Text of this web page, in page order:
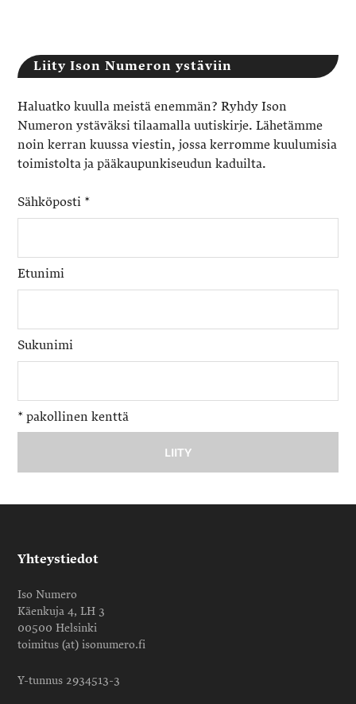
Liity Ison Numeron ystäviin
Haluatko kuulla meistä enemmän? Ryhdy Ison
Numeron ystäväksi tilaamalla uutiskirje. Lähetämme
noin kerran kuussa viestin, jossa kerromme kuulumisia
toimistolta ja pääkaupunkiseudun kaduilta.
Sähköposti *
Etunimi
Sukunimi
* pakollinen kenttä
Yhteystiedot
Iso Numero
Käenkuja 4, LH 3
00500 Helsinki
toimitus (at) isonumero.fi
Y-tunnus 2934513-3